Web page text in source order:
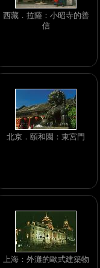
西藏．拉薩：小昭寺的善
信
北京．頤和園：東宮門
上海：外灘的歐式建築物